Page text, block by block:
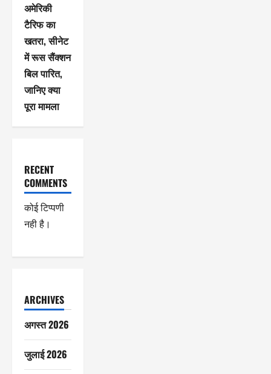
अमेरिकी
टैरिफ का
खतरा, सीनेट
में रूस सैंक्शन
बिल पारित,
जानिए क्या
पूरा मामला
RECENT
COMMENTS
कोई टिप्पणी
नही है।
ARCHIVES
अगस्त 2026
जुलाई 2026